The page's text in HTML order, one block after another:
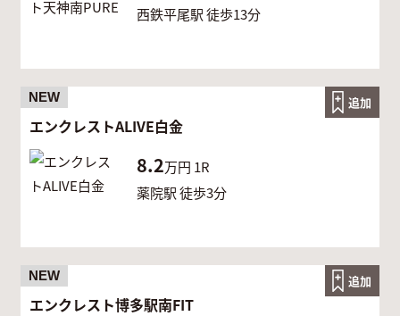
西鉄平尾駅 徒歩13分
NEW
エンクレストALIVE白金
8.2万円 1R
薬院駅 徒歩3分
追加
NEW
エンクレスト博多駅南FIT
追加